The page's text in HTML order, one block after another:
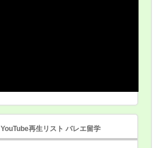
YouTube再生リスト バレエ留学